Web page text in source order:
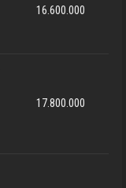
16.600.000
17.800.000